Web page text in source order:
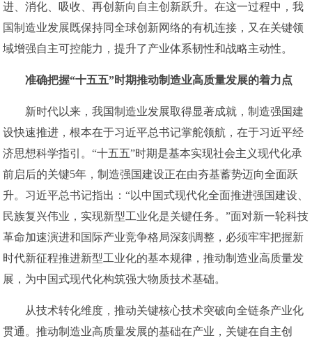
进、消化、吸收、再创新向自主创新跃升。在这一过程中，我
国制造业发展既保持同全球创新网络的有机连接，又在关键领
域增强自主可控能力，提升了产业体系韧性和战略主动性。
准确把握“十五五”时期推动制造业高质量发展的着力点
新时代以来，我国制造业发展取得显著成就，制造强国建
设快速推进，根本在于习近平总书记掌舵领航，在于习近平经
济思想科学指引。“十五五”时期是基本实现社会主义现代化承
前启后的关键5年，制造强国建设正在由夯基蓄势迈向全面跃
升。习近平总书记指出：“以中国式现代化全面推进强国建设、
民族复兴伟业，实现新型工业化是关键任务。”面对新一轮科技
革命加速演进和国际产业竞争格局深刻调整，必须牢牢把握新
时代新征程推进新型工业化的基本规律，推动制造业高质量发
展，为中国式现代化构筑强大物质技术基础。
从技术转化维度，推动关键核心技术突破向全链条产业化
贯通。推动制造业高质量发展的基础在产业，关键在自主创